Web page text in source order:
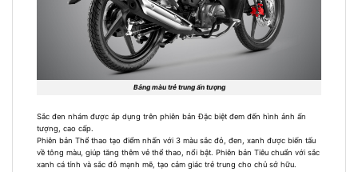
Bảng màu trẻ trung ấn tượng
Sắc đen nhám được áp dụng trên phiên bản Đặc biệt đem đến hình ảnh ấn
tượng, cao cấp.
Phiên bản Thể thao tạo điểm nhấn với 3 màu sắc đỏ, đen, xanh được biến tấu
về tông màu, giúp tăng thêm vẻ thể thao, nổi bật. Phiên bản Tiêu chuẩn với sắc
xanh cá tính và sắc đỏ mạnh mẽ, tạo cảm giác trẻ trung cho chủ sở hữu.